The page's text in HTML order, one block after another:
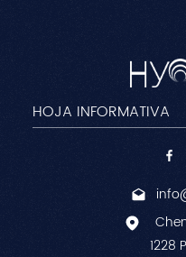
1228